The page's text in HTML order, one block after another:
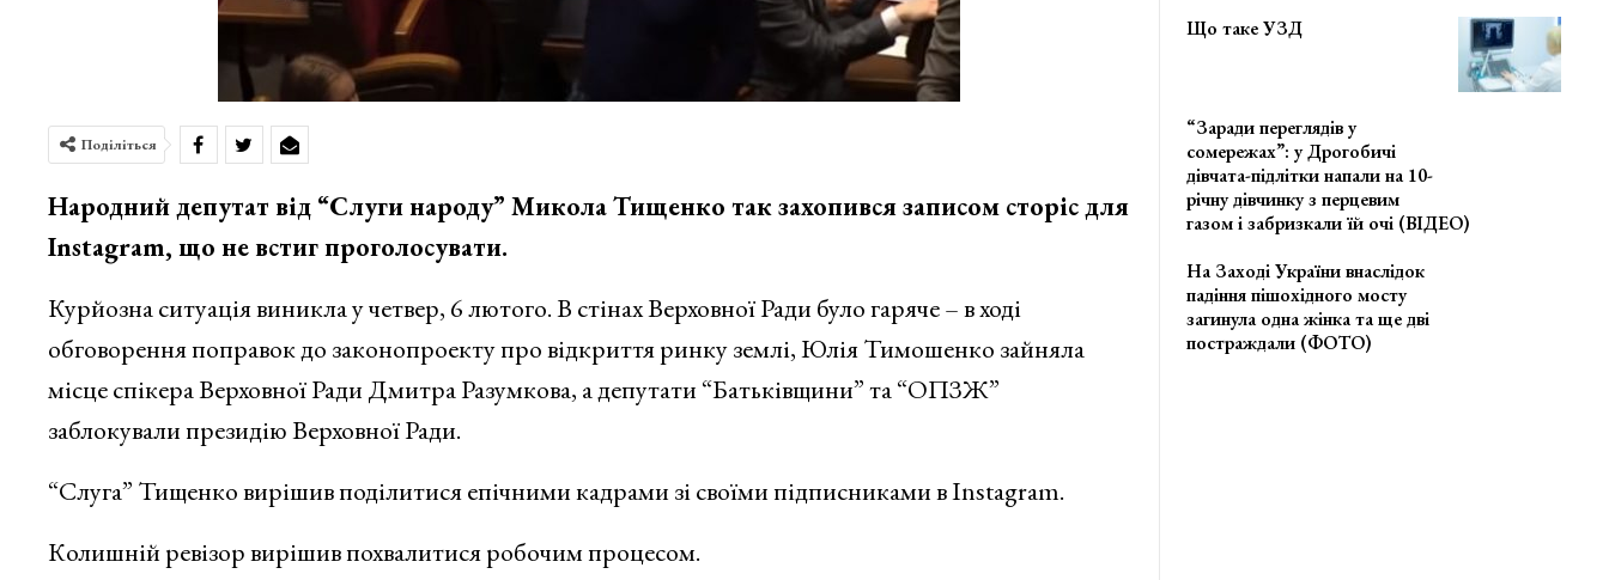
Поділіться
Народний депутат від “Слуги народу” Микола Тищенко так захопився записом сторіс для
Instagram, що не встиг проголосувати.
Курйозна ситуація виникла у четвер, 6 лютого. В стінах Верховної Ради було гаряче – в ході
обговорення поправок до законопроекту про відкриття ринку землі, Юлія Тимошенко зайняла
місце спікера Верховної Ради Дмитра Разумкова, а депутати “Батьківщини” та “ОПЗЖ”
заблокували президію Верховної Ради.
“Слуга” Тищенко вирішив поділитися епічними кадрами зі своїми підписниками в Instagram.
Колишній ревізор вирішив похвалитися робочим процесом.
Що таке УЗД
“Заради переглядів у
сомережах”: у Дрогобичі
дівчата-підлітки напали на 10-
річну дівчинку з перцевим
газом і забризкали їй очі (ВІДЕО)
На Заході України внаслідок
падіння пішохідного мосту
загинула одна жінка та ще дві
постраждали (ФОТО)